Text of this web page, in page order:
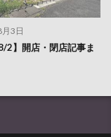
3日
2】開店・閉店記事ま